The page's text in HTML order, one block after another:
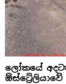
ලෝකයේ
ඕස්ට්‍රේලියාවේ